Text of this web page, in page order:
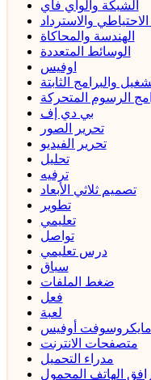
الشبكة والواي فاي
الاحتياطي والاسترداد
الهندسة والمحاكاة
الوسائط المتعددة
اوفيس
والبرامج الثابتة
الرسوم المتحركة
بي دي إف
تحرير الصور
تحرير الفيديو
تحليل
ترفيه
تصميم ثلاثي الأبعاد
تطوير
تعليمي
تواصل
درس تعليمي
سباق
ضغط الملفات
فعل
لعبة
مايكروسوفت أوفيس
متصفحات الانترنت
مدراء التحميل
الهاتف المحمول